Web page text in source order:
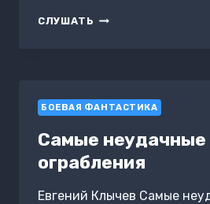
СЛУШАТЬ ПЕРСОНАЖИ
БОЕВАЯ ФАНТАСТИКА
Самые неудачные
ограбления
Евгений Клычев Самые